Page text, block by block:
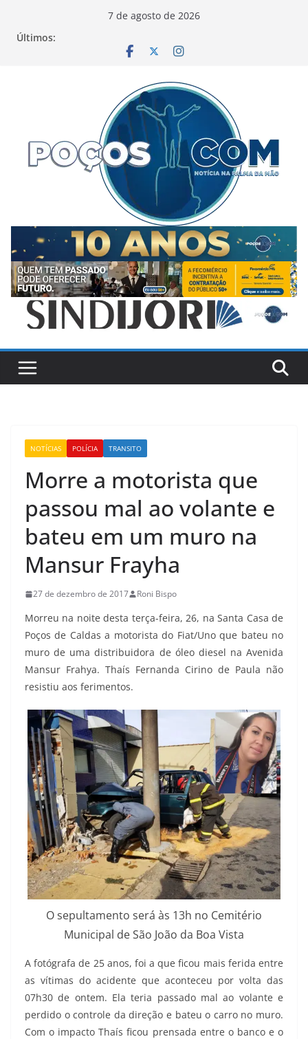
7 de agosto de 2026
Últimos:
NOTÍCIAS POLÍCIA TRANSITO
Morre a motorista que
passou mal ao volante e
bateu em um muro na
Mansur Frayha
27 de dezembro de 2017 Roni Bispo
Morreu na noite desta terça-feira, 26, na Santa Casa de
Poços de Caldas a motorista do Fiat/Uno que bateu no
muro de uma distribuidora de óleo diesel na Avenida
Mansur Frahya. Thaís Fernanda Cirino de Paula não
resistiu aos ferimentos.
O sepultamento será às 13h no Cemitério
Municipal de São João da Boa Vista
A fotógrafa de 25 anos, foi a que ficou mais ferida entre
as vítimas do acidente que aconteceu por volta das
07h30 de ontem. Ela teria passado mal ao volante e
perdido o controle da direção e bateu o carro no muro.
Com o impacto Thaís ficou prensada entre o banco e o